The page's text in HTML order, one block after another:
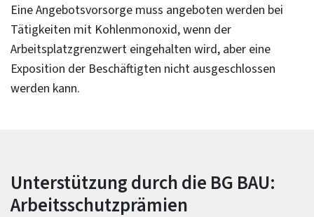
Eine Angebotsvorsorge muss angeboten werden bei
Tätigkeiten mit Kohlenmonoxid, wenn der
Arbeitsplatzgrenzwert eingehalten wird, aber eine
Exposition der Beschäftigten nicht ausgeschlossen
werden kann.
Unterstützung durch die BG BAU:
Arbeitsschutzprämien